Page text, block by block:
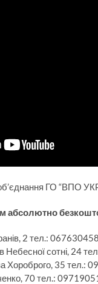
ГО “ВПО
абсолютно
2 тел.:
Небесної сотні, 24
Хороброго, 35 тел.:
70 тел.: